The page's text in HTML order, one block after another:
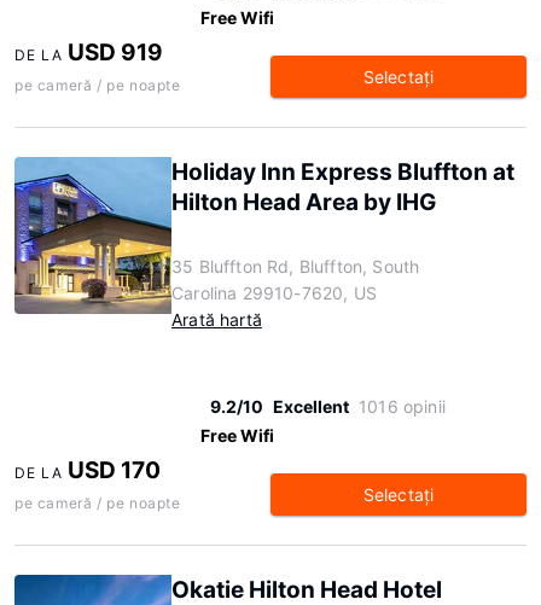
Free Wifi
DE LA USD 919
pe cameră / pe noapte Selectaţi
Holiday Inn Express Bluffton at
Hilton Head Area by IHG
35 Bluffton Rd, Bluffton, South
Carolina 29910-7620, US
Arată hartă
9.2/10 Excellent 1016 opinii
Free Wifi
DE LA USD 170
pe cameră / pe noapte Selectaţi
Okatie Hilton Head Hotel